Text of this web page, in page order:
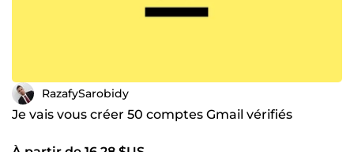
RazafySarobidy
Je vais vous créer 50 comptes Gmail vérifiés